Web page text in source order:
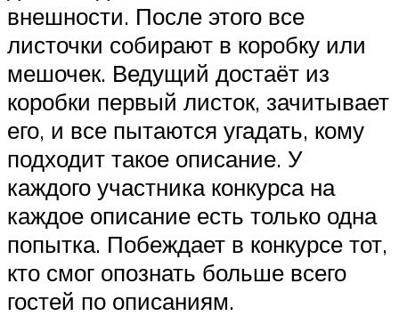
внешности. После этого все
листочки собирают в коробку или
мешочек. Ведущий достаёт из
коробки первый листок, зачитывает
его, и все пытаются угадать, кому
подходит такое описание. У
каждого участника конкурса на
каждое описание есть только одна
попытка. Побеждает в конкурсе тот,
кто смог опознать больше всего
гостей по описаниям.